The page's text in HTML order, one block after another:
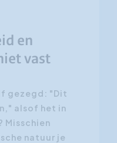
en
vast
gezegd: "Dit
alsof het in
natuur je